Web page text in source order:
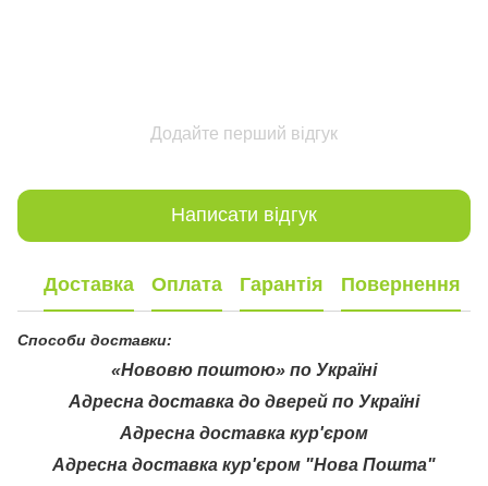
Додайте перший відгук
Написати відгук
Доставка Оплата Гарантія Повернення
Способи доставки:
«Нововю поштою» по Україні
Адресна доставка до дверей по Україні
Адресна доставка кур'єром
Адресна доставка кур'єром "Нова Пошта"